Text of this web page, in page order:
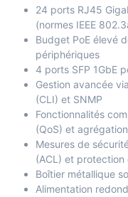
24 ports RJ45
(normes IEEE
Budget PoE élevé
périphériques
4 ports SFP 1GbE
Gestion avancée
(CLI) et SNMP
Fonctionnalités
(QoS) et
Mesures de
(ACL) et
Boîtier métallique
Alimentation